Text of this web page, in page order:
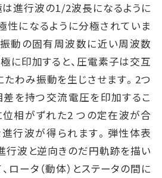
は進行波の1/2波長になるように
性になるように分極されていま
動の固有周波数に近い周波数
に印加すると、圧電素子は交互
たわみ振動を生じさせます。2つ
を持つ交流電圧を印加するこ
位相がずれた2 つの定在波が合
進行波が得られます。弾性体表
行波と逆向きのだ円軌跡を描い
ロータ（動体）とステータの間に